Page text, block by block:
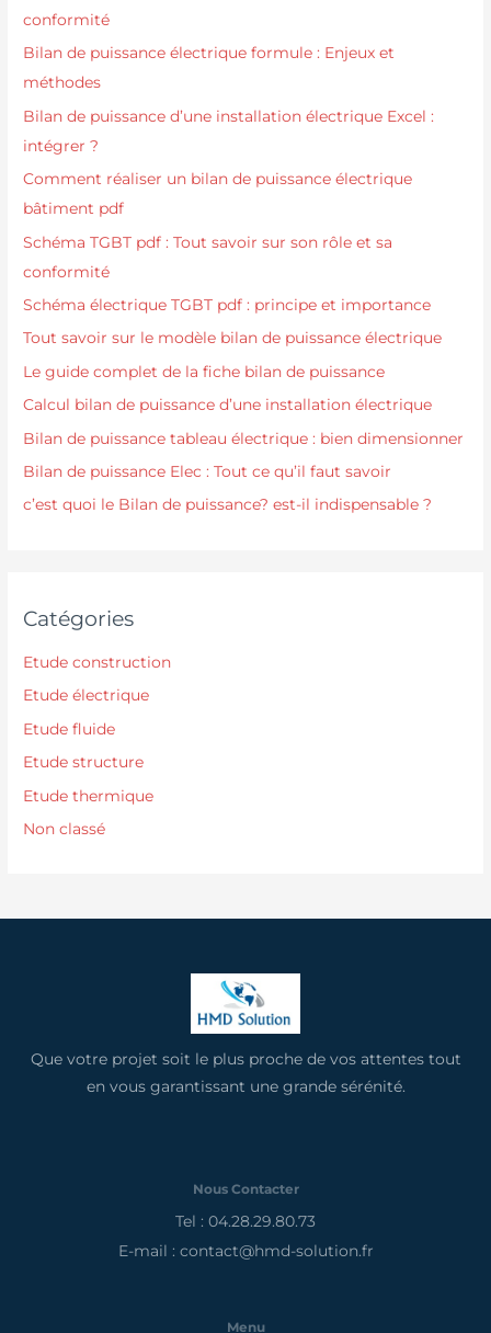
conformité
Bilan de puissance électrique formule : Enjeux et
méthodes
Bilan de puissance d’une installation électrique Excel :
intégrer ?
Comment réaliser un bilan de puissance électrique
bâtiment pdf
Schéma TGBT pdf : Tout savoir sur son rôle et sa
conformité
Schéma électrique TGBT pdf : principe et importance
Tout savoir sur le modèle bilan de puissance électrique
Le guide complet de la fiche bilan de puissance
Calcul bilan de puissance d’une installation électrique
Bilan de puissance tableau électrique : bien dimensionner
Bilan de puissance Elec : Tout ce qu’il faut savoir
c’est quoi le Bilan de puissance? est-il indispensable ?
Catégories
Etude construction
Etude électrique
Etude fluide
Etude structure
Etude thermique
Non classé
Que votre projet soit le plus proche de vos attentes tout
en vous garantissant une grande sérénité.
Nous Contacter
Tel : 04.28.29.80.73
E-mail : contact@hmd-solution.fr
Menu